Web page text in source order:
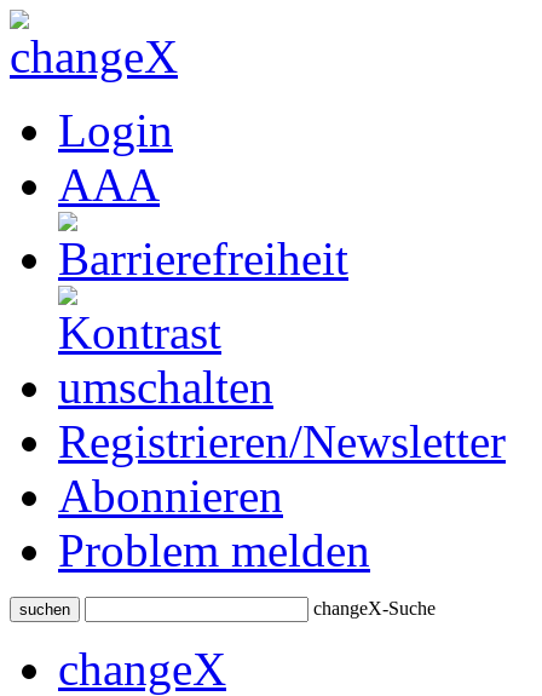
Login
AAA
Registrieren/Newsletter
Abonnieren
Problem melden
suchen changeX-Suche
changeX